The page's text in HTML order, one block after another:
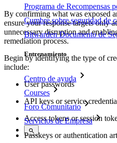
Programa de Recompensas
Cumbre sobre seguridad de
Bitwarden Documento de
Entrenamiento
Centro de ayuda
Courses
Foro Comunitario
Servicios de Empresa
By confirming what was exposed
ensure your response targets only
unnecessary disruption and
remediation process.
Begin by identifying the type of
include:
User passwords
API keys or service
Access tokens or session
Passkeys or authentication